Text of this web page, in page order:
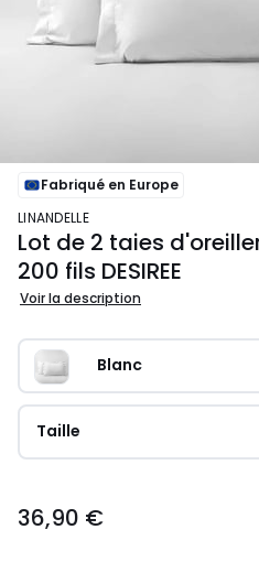
Fabriqué en Europe
LINANDELLE
Lot de 2 taies
200 fils DESIREE
Voir la description
Blanc
Taille
€.
36,90 €